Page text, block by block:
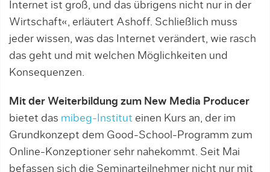
Internet ist groß, und das übrigens nicht nur in der
Wirtschaft«, erläutert Ashoff. Schließlich muss
jeder wissen, was das Internet verändert, wie rasch
das geht und mit welchen Möglichkeiten und
Konsequenzen.
Mit der Weiterbildung zum New Media Producer
bietet das mibeg-Institut einen Kurs an, der im
Grundkonzept dem Good-School-Programm zum
On­line-Konzeptioner sehr nahekommt. Seit Mai
befassen sich die Seminarteilnehmer nicht nur mit